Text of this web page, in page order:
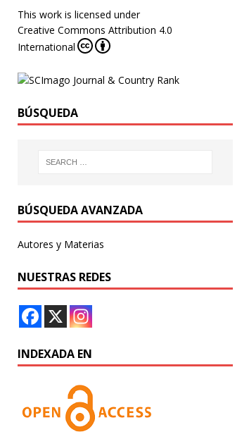
This work is licensed under
Creative Commons Attribution 4.0
International
BÚSQUEDA
BÚSQUEDA AVANZADA
Autores y Materias
NUESTRAS REDES
INDEXADA EN